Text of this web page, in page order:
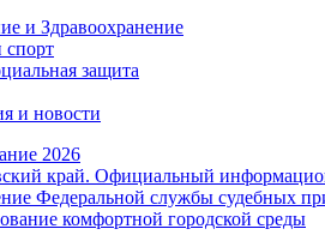
и Здравоохранение
спорт
защита
и новости